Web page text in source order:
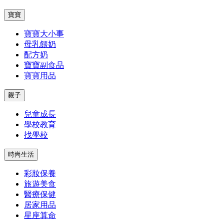
寶寶
寶寶大小事
母乳餵奶
配方奶
寶寶副食品
寶寶用品
親子
兒童成長
學校教育
找學校
時尚生活
彩妝保養
旅遊美食
醫療保健
居家用品
星座算命